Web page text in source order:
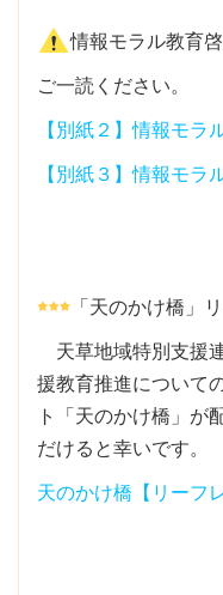
情報モラル教育
ご一読ください。
【別紙２】情報モ
【別紙３】情報モ
「天のかけ橋」
天草地域特別支援
援教育推進について
ト「天のかけ橋」が
だけると幸いです。
天のかけ橋【リーフ